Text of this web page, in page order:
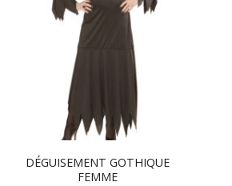
DÉGUISEMENT GOTHIQUE
FEMME